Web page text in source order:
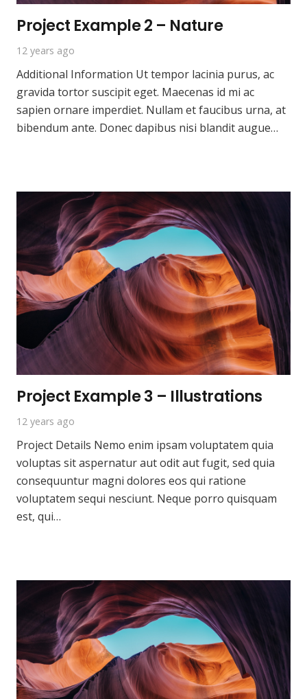
Project Example 2 – Nature
12 years ago
Additional Information Ut tempor lacinia purus, ac
gravida tortor suscipit eget. Maecenas id mi ac
sapien ornare imperdiet. Nullam et faucibus urna, at
bibendum ante. Donec dapibus nisi blandit augue…
Project Example 3 – Illustrations
12 years ago
Project Details Nemo enim ipsam voluptatem quia
voluptas sit aspernatur aut odit aut fugit, sed quia
consequuntur magni dolores eos qui ratione
voluptatem sequi nesciunt. Neque porro quisquam
est, qui…